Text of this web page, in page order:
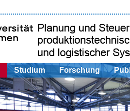
Studium Forschung